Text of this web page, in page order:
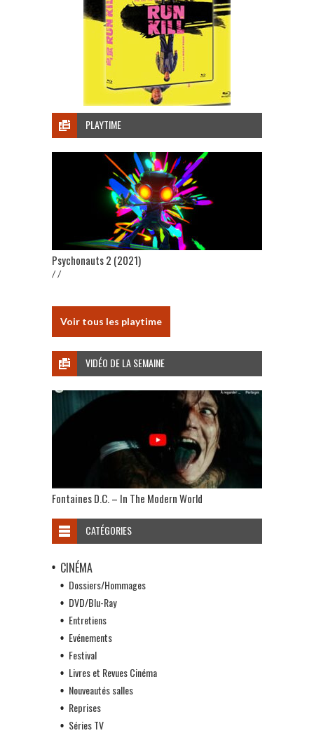
PLAYTIME
Psychonauts 2 (2021)
/ /
Voir tous les playtime
VIDÉO DE LA SEMAINE
Fontaines D.C. – In The Modern World
CATÉGORIES
CINÉMA
Dossiers/Hommages
DVD/Blu-Ray
Entretiens
Evénements
Festival
Livres et Revues Cinéma
Nouveautés salles
Reprises
Séries TV